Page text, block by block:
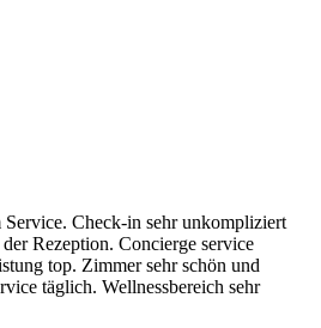
Service. Check-in sehr unkompliziert
Rezeption. Concierge service
top. Zimmer sehr schön und
täglich. Wellnessbereich sehr